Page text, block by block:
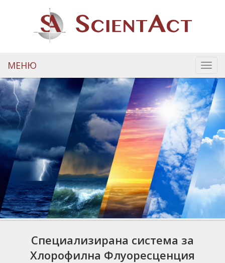
МЕНЮ
Специализирана система за
Хлорофилна Флуоресценция